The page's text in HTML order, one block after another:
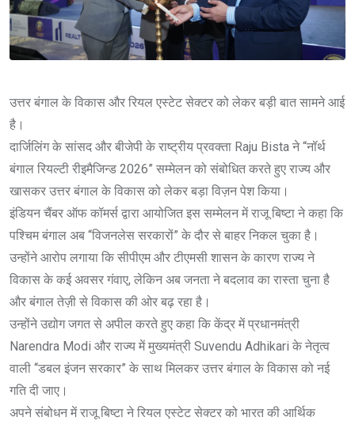
उत्तर बंगाल के विकास और रियल एस्टेट सेक्टर को लेकर बड़ी बात सामने आई
है।
दार्जिलिंग के सांसद और बीजेपी के राष्ट्रीय प्रवक्ता Raju Bista ने “नॉर्थ
बंगाल रियल्टी रीइमैजिन्ड 2026” सम्मेलन को संबोधित करते हुए राज्य और
खासकर उत्तर बंगाल के विकास को लेकर बड़ा विज़न पेश किया।
इंडियन चैंबर ऑफ कॉमर्स द्वारा आयोजित इस सम्मेलन में राजू बिष्टा ने कहा कि
पश्चिम बंगाल अब “विजनलेस सरकारों” के दौर से बाहर निकल चुका है।
उन्होंने आरोप लगाया कि सीपीएम और टीएमसी शासन के कारण राज्य ने
विकास के कई अवसर गंवाए, लेकिन अब जनता ने बदलाव का रास्ता चुना है
और बंगाल तेज़ी से विकास की ओर बढ़ रहा है।
उन्होंने उद्योग जगत से अपील करते हुए कहा कि केंद्र में प्रधानमंत्री
Narendra Modi और राज्य में मुख्यमंत्री Suvendu Adhikari के नेतृत्व
वाली “डबल इंजन सरकार” के साथ मिलकर उत्तर बंगाल के विकास को नई
गति दी जाए।
अपने संबोधन में राजू बिष्टा ने रियल एस्टेट सेक्टर को भारत की आर्थिक